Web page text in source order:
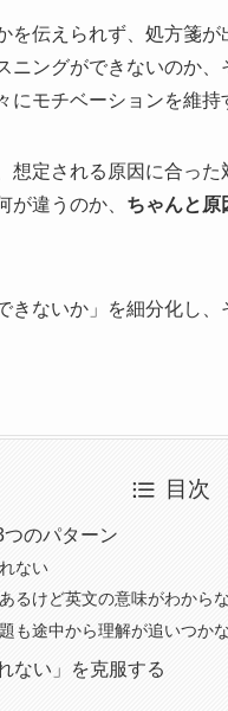
を伝えられず、処方箋
ニングができないのか
モチベーションを維持
想定される原因に合っ
違うのか、 ちゃんと原
きないか」を細分化し
目次
のパターン
ない
るけど英文の意味がわから
も途中から理解が追いつか
ない」を克服する